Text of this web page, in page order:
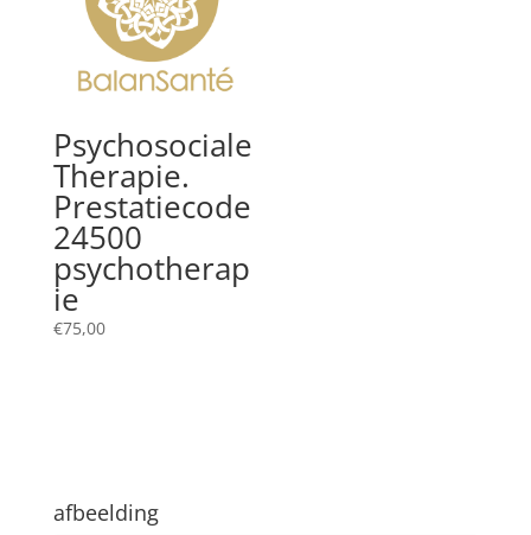
Psychosociale
Therapie.
Prestatiecode
24500
psychotherap
ie
€75,00
afbeelding